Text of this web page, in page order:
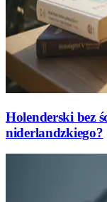
Holenderski bez
niderlandzkiego?